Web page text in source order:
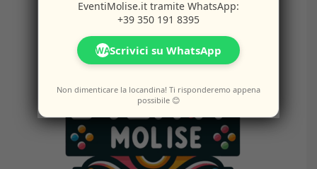
EventiMolise.it tramite WhatsApp:
+39 350 191 8395
WAScrivici su WhatsApp
Non dimenticare la locandina! Ti risponderemo appena
possibile 😊